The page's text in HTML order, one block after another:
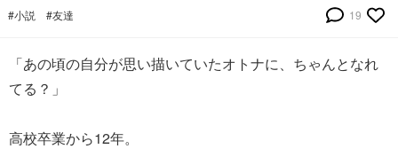
#小説 #友達 19
「あの頃の自分が思い描いていたオトナに、ちゃんとなれ
てる？」
高校卒業から12年。